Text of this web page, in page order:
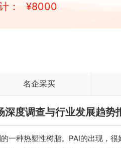
： ¥8000
名企采买
度调查与行业发展趋势
一种热塑性树脂。PAI的出现，很